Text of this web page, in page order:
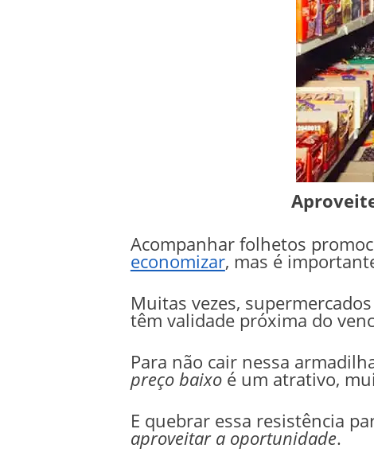
Acompanhar folhetos
economizar, mas é
Muitas vezes,
têm validade próxima do
Para não cair nessa
preço baixoé um atrativo,
E quebrar essa resistência
aproveitar a oportunidade.